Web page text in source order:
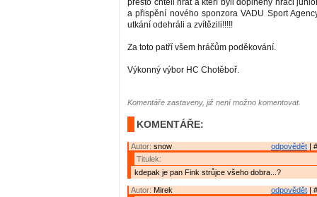
přesto chtěli hrát a kteří byli doplněny hráči
a přispění nového sponzora VADU Sport
utkání odehráli a zvítězili!!!!!
Za toto patří všem hráčům poděkování.
Výkonný výbor HC Chotěboř.
Komentáře zastaveny, již není možno komentovat.
KOMENTÁŘE:
odpovědět |
Autor: snow
Titulek:
kdepak je pan Fink strůjce všeho dobra...?
odpovědět |
Autor: Mirek